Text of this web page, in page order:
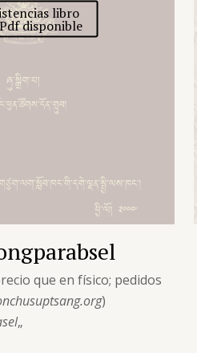
libro
disponible
que en físico; pedidos
)
„